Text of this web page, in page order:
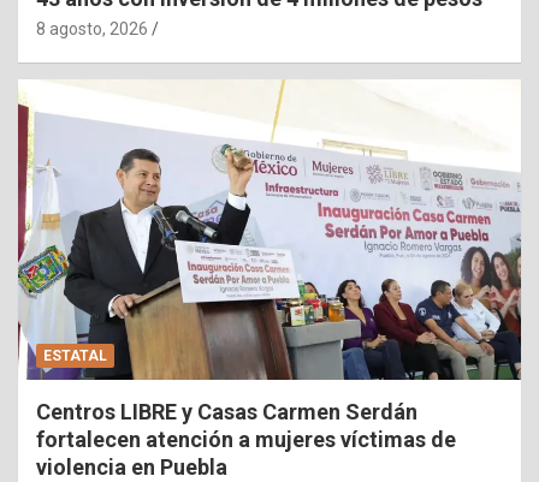
8 agosto, 2026
ESTATAL
Centros LIBRE y Casas Carmen Serdán
fortalecen atención a mujeres víctimas de
violencia en Puebla